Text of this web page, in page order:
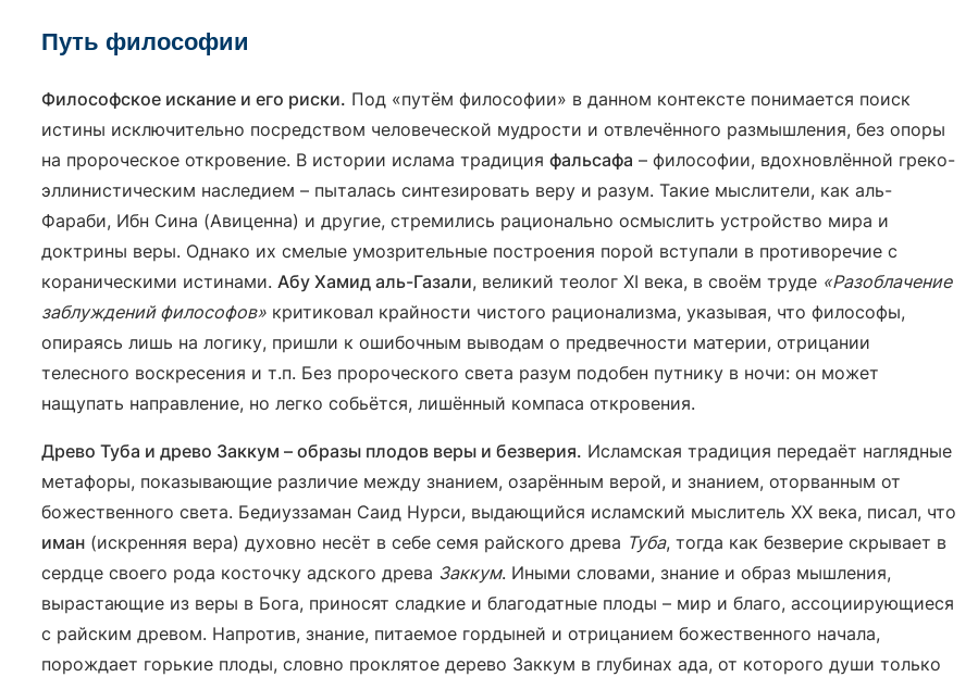
Путь философии
Философское искание и его риски. Под «путём философии» в данном контексте понимается поиск
истины исключительно посредством человеческой мудрости и отвлечённого размышления, без опоры
на пророческое откровение. В истории ислама традиция фальсафа – философии, вдохновлённой греко-
эллинистическим наследием – пыталась синтезировать веру и разум. Такие мыслители, как аль-
Фараби, Ибн Сина (Авиценна) и другие, стремились рационально осмыслить устройство мира и
доктрины веры. Однако их смелые умозрительные построения порой вступали в противоречие с
кораническими истинами. Абу Хамид аль-Газали, великий теолог XI века, в своём труде «Разоблачение
заблуждений философов» критиковал крайности чистого рационализма, указывая, что философы,
опираясь лишь на логику, пришли к ошибочным выводам о предвечности материи, отрицании
телесного воскресения и т.п. Без пророческого света разум подобен путнику в ночи: он может
нащупать направление, но легко собьётся, лишённый компаса откровения.
Древо Туба и древо Заккум – образы плодов веры и безверия. Исламская традиция передаёт наглядные
метафоры, показывающие различие между знанием, озарённым верой, и знанием, оторванным от
божественного света. Бедиуззаман Саид Нурси, выдающийся исламский мыслитель XX века, писал, что
иман (искренняя вера) духовно несёт в себе семя райского древа Туба, тогда как безверие скрывает в
сердце своего рода косточку адского древа Заккум. Иными словами, знание и образ мышления,
вырастающие из веры в Бога, приносят сладкие и благодатные плоды – мир и благо, ассоциирующиеся
с райским древом. Напротив, знание, питаемое гордыней и отрицанием божественного начала,
порождает горькие плоды, словно проклятое дерево Заккум в глубинах ада, от которого души только